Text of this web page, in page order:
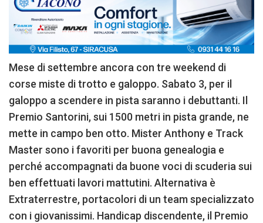
Mese di settembre ancora con tre weekend di
corse miste di trotto e galoppo. Sabato 3, per il
galoppo a scendere in pista saranno i debuttanti. Il
Premio Santorini, sui 1500 metri in pista grande, ne
mette in campo ben otto. Mister Anthony e Track
Master sono i favoriti per buona genealogia e
perché accompagnati da buone voci di scuderia sui
ben effettuati lavori mattutini. Alternativa è
Extraterrestre, portacolori di un team specializzato
con i giovanissimi. Handicap discendente, il Premio